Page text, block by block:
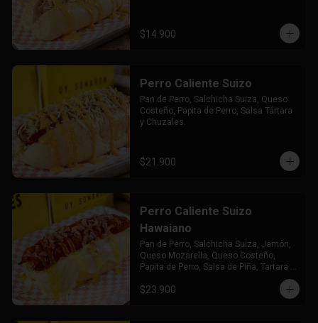
$14.900
Perro Caliente Suizo
Pan de Perro, Salchicha Suiza, Queso
Costeño, Papita de Perro, Salsa Tártara
y Chuzales.
$21.900
Perro Caliente Suizo
Hawaiano
Pan de Perro, Salchicha Suiza, Jamón,
Queso Mozarella, Queso Costeño,
Papita de Perro, Salsa de Piña, Tartara y
$23.900